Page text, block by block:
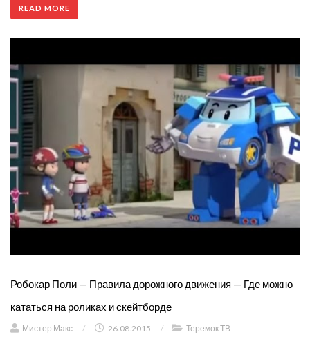
READ MORE
Робокар Поли — Правила дорожного движения — Где можно
кататься на роликах и скейтборде
Мистер Макс / 26.08.2015 / Теремок ТВ